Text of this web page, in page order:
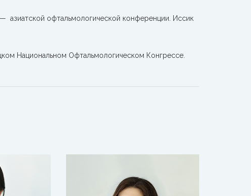
азиатской офтальмологической конференции. Иссик
Национальном Офтальмологическом Конгрессе.